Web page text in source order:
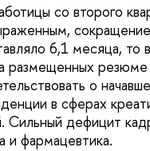
со второго
6,1 месяца,
резюме
о
в сферах
дефицит
и фармацевтика.